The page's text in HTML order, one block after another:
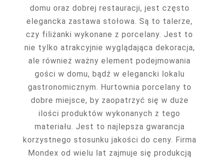
domu oraz dobrej restauracji, jest często
elegancka zastawa stołowa. Są to talerze,
czy filiżanki wykonane z porcelany. Jest to
nie tylko atrakcyjnie wyglądająca dekoracja,
ale również ważny element podejmowania
gości w domu, bądź w elegancki lokalu
gastronomicznym. Hurtownia porcelany to
dobre miejsce, by zaopatrzyć się w duże
ilości produktów wykonanych z tego
materiału. Jest to najlepsza gwarancja
korzystnego stosunku jakości do ceny. Firma
Mondex od wielu lat zajmuje się produkcją